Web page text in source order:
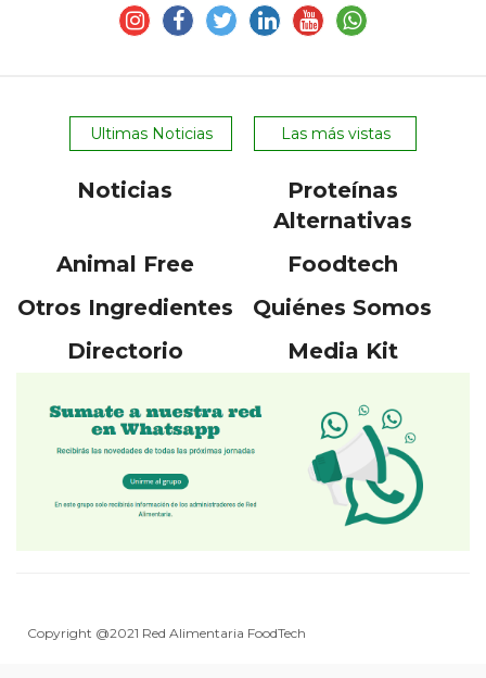
Ultimas Noticias Las más vistas
Noticias
Proteínas
Alternativas
Animal Free
Foodtech
Otros Ingredientes
Quiénes Somos
Directorio
Media Kit
Copyright @2021 Red Alimentaria FoodTech